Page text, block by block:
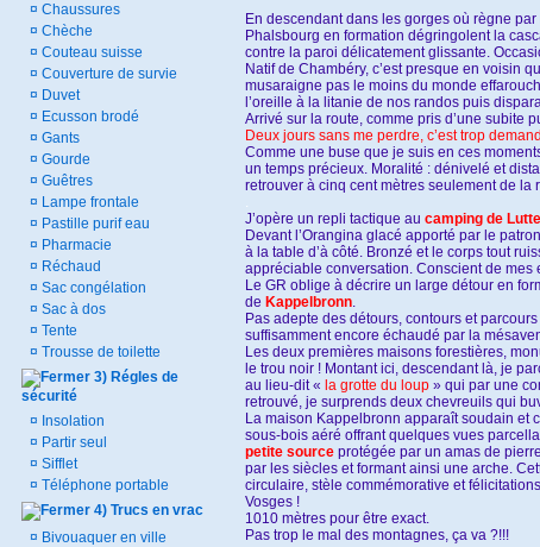
¤ Chaussures
¤ Chèche
¤ Couteau suisse
¤ Couverture de survie
¤ Duvet
¤ Ecusson brodé
¤ Gants
¤ Gourde
¤ Guêtres
¤ Lampe frontale
¤ Pastille purif eau
¤ Pharmacie
¤ Réchaud
¤ Sac congélation
¤ Sac à dos
¤ Tente
¤ Trousse de toilette
3) Régles de
sécurité
¤ Insolation
¤ Partir seul
¤ Sifflet
¤ Téléphone portable
4) Trucs en vrac
¤ Bivouaquer en ville
En descendant dans les gorges où règne
Phalsbourg en formation dégringolent la
contre la paroi délicatement glissante.
Natif de Chambéry, c’est presque en voisin
musaraigne pas le moins du monde
l’oreille à la litanie de nos randos puis
Arrivé sur la route, comme pris d’une subite
Deux jours sans me perdre, c’est trop
Comme une buse que je suis en ces
un temps précieux. Moralité : dénivelé et
retrouver à cinq cent mètres seulement de
.
J’opère un repli tactique au camping de
Devant l’Orangina glacé apporté par le
à la table d’à côté. Bronzé et le corps tout
appréciable conversation. Conscient de mes
Le GR oblige à décrire un large détour en
de Kappelbronn.
Pas adepte des détours, contours et
suffisamment encore échaudé par la
Les deux premières maisons forestières,
le trou noir ! Montant ici, descendant là, je
au lieu-dit « la grotte du loup » qui par une
retrouvé, je surprends deux chevreuils qui
La maison Kappelbronn apparaît soudain et
sous-bois aéré offrant quelques vues
petite source protégée par un amas de
par les siècles et formant ainsi une arche.
circulaire, stèle commémorative et
Vosges !
1010 mètres pour être exact.
Pas trop le mal des montagnes, ça va ?!!!